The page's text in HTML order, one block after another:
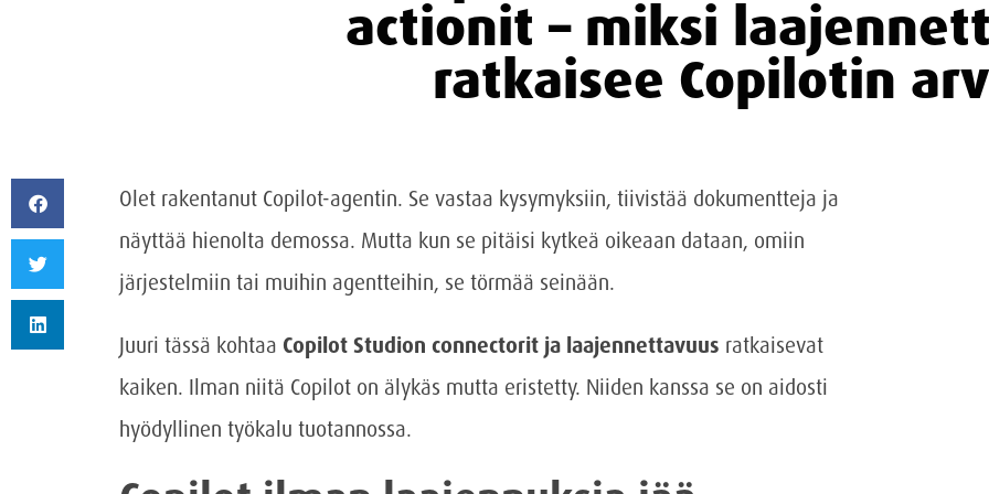
actionit – miksi
ratkaisee Copilotin
Olet rakentanut Copilot-agentin. Se vastaa kysymyksiin, tiivistää dokumentteja ja
näyttää hienolta demossa. Mutta kun se pitäisi kytkeä oikeaan dataan, omiin
järjestelmiin tai muihin agentteihin, se törmää seinään.
Juuri tässä kohtaa Copilot Studion connectorit ja laajennettavuus ratkaisevat
kaiken. Ilman niitä Copilot on älykäs mutta eristetty. Niiden kanssa se on aidosti
hyödyllinen työkalu tuotannossa.